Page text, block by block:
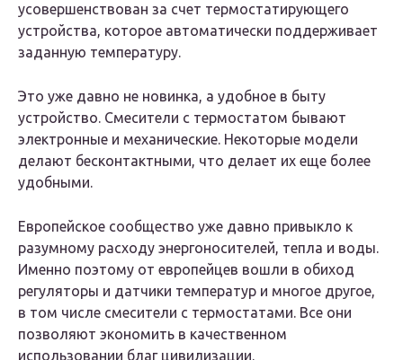
усовершенствован за счет термостатирующего
устройства, которое автоматически поддерживает
заданную температуру.
Это уже давно не новинка, а удобное в быту
устройство. Смесители с термостатом бывают
электронные и механические. Некоторые модели
делают бесконтактными, что делает их еще более
удобными.
Европейское сообщество уже давно привыкло к
разумному расходу энергоносителей, тепла и воды.
Именно поэтому от европейцев вошли в обиход
регуляторы и датчики температур и многое другое,
в том числе смесители с термостатами. Все они
позволяют экономить в качественном
использовании благ цивилизации.